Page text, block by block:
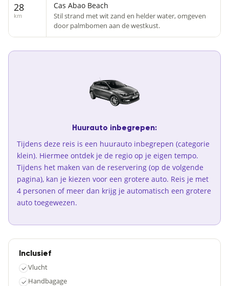
28
km
Cas Abao Beach
Stil strand met wit zand en helder water, omgeven
door palmbomen aan de westkust.
Huurauto inbegrepen:
Tijdens deze reis is een huurauto inbegrepen (categorie
klein). Hiermee ontdek je de regio op je eigen tempo.
Tijdens het maken van de reservering (op de volgende
pagina), kan je kiezen voor een grotere auto. Reis je met
4 personen of meer dan krijg je automatisch een grotere
auto toegewezen.
Inclusief
✓Vlucht
✓ Handbagage